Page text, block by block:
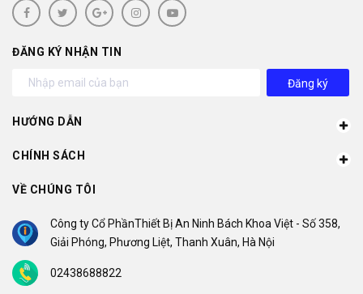
ĐĂNG KÝ NHẬN TIN
Đăng ký
HƯỚNG DẪN
CHÍNH SÁCH
VỀ CHÚNG TÔI
Công ty Cổ PhầnThiết Bị An Ninh Bách Khoa Việt - Số 358,
Giải Phóng, Phương Liệt, Thanh Xuân, Hà Nội
02438688822